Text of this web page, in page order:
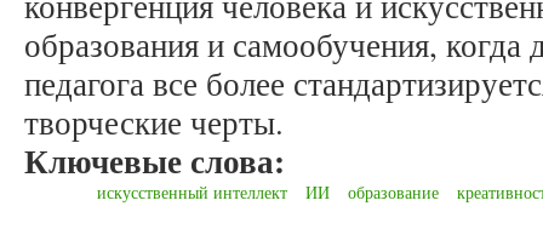
образования и самообучения, когда
педагога все более
творческие черты.
Ключевые слова:
искусственный интеллект ИИ образование